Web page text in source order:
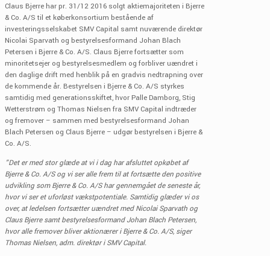
Claus Bjerre har pr. 31/12 2016 solgt aktiemajoriteten i Bjerre
& Co. A/S til et køberkonsortium bestående af
investeringsselskabet SMV Capital samt nuværende direktør
Nicolai Sparvath og bestyrelsesformand Johan Blach
Petersen i Bjerre & Co. A/S. Claus Bjerre fortsætter som
minoritetsejer og bestyrelsesmedlem og forbliver uændret i
den daglige drift med henblik på en gradvis nedtrapning over
de kommende år. Bestyrelsen i Bjerre & Co. A/S styrkes
samtidig med generationsskiftet, hvor Palle Damborg, Stig
Wetterstrøm og Thomas Nielsen fra SMV Capital indtræder
og fremover – sammen med bestyrelsesformand Johan
Blach Petersen og Claus Bjerre – udgør bestyrelsen i Bjerre &
Co. A/S.
”Det er med stor glæde at vi i dag har afsluttet opkøbet af
Bjerre & Co. A/S og vi ser alle frem til at fortsætte den positive
udvikling som Bjerre & Co. A/S har gennemgået de seneste år,
hvor vi ser et uforløst vækstpotentiale. Samtidig glæder vi os
over, at ledelsen fortsætter uændret med Nicolai Sparvath og
Claus Bjerre samt bestyrelsesformand Johan Blach Petersen,
hvor alle fremover bliver aktionærer i Bjerre & Co. A/S, siger
Thomas Nielsen, adm. direktør i SMV Capital.